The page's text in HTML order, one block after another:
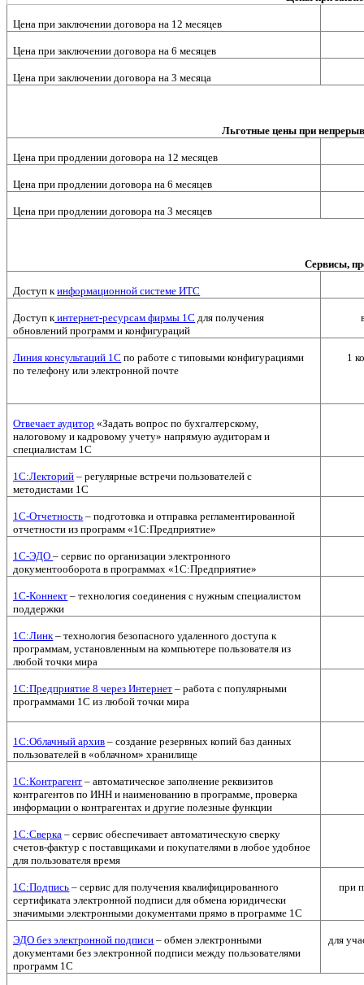
Цена при заключении договора на 12 месяцев
Цена при заключении договора на 6 месяцев
Цена при заключении договора на 3 месяца
Льготные цены при
Цена при продлении договора на 12 месяцев
Цена при продлении договора на 6 месяцев
Цена при продлении договора на 3 месяцев
Сервисы,
Доступ кинформационной системе ИТС
Доступ к интернет-ресурсам фирмы 1С для получения
обновлений программ и конфигураций
Линия консультаций 1С по работе с типовыми конфигурациями
по телефону или электронной почте
1
Отвечает аудитор «Задать вопрос по бухгалтерскому,
налоговому и кадровому учету» напрямую аудиторам и
специалистам 1С
1С:Лекторий – регулярные встречи пользователей с
методистами 1С
1С-Отчетность – подготовка и отправка регламентированной
отчетности из программ «1С:Предприятие»
1С-ЭДО– сервис по организации электронного
документооборота в программах «1С:Предприятие»
1С-Коннект – технология соединения с нужным специалистом
поддержки
1С:Линк – технология безопасного удаленного доступа к
программам, установленным на компьютере пользователя из
любой точки мира
1С:Предприятие 8 через Интернет – работа с популярными
программами 1С из любой точки мира
1С:Облачный архив – создание резервных копий баз данных
пользователей в «облачном» хранилище
1С:Контрагент – автоматическое заполнение реквизитов
контрагентов по ИНН и наименованию в программе, проверка
информации о контрагентах и другие полезные функции
1С:Сверка – сервис обеспечивает автоматическую сверку
счетов-фактур с поставщиками и покупателями в любое удобное
для пользователя время
1С:Подпись – сервис для получения квалифицированного
сертификата электронной подписи для обмена юридически
значимыми электронными документами прямо в программе 1С
при
ЭДО без электронной подписи – обмен электронными
документами без электронной подписи между пользователями
программ 1С
для